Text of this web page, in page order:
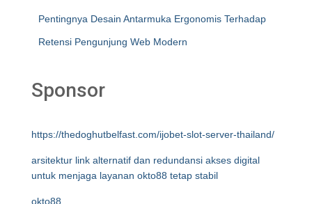
Pentingnya Desain Antarmuka Ergonomis Terhadap
Retensi Pengunjung Web Modern
Sponsor
https://thedoghutbelfast.com/ijobet-slot-server-thailand/
arsitektur link alternatif dan redundansi akses digital
untuk menjaga layanan okto88 tetap stabil
okto88